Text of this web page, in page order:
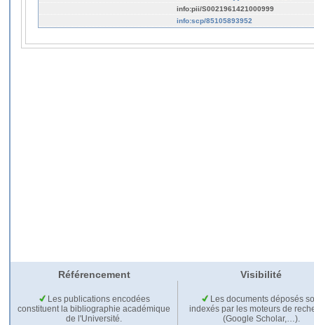
info:pii/S0021961421000999
info:scp/85105893952
Référencement Visibilité
Les publications encodées
constituent la bibliographie académique
de l'Université.
Les documents déposés
indexés par les moteurs de
(Google Scholar,…).